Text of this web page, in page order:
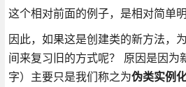
这个相对前面的例子，是相对简单明
因此，如果这是创建类的新方法，
间来复习旧的方式呢？ 原因是因为
字）主要只是我们称之为伪类实例